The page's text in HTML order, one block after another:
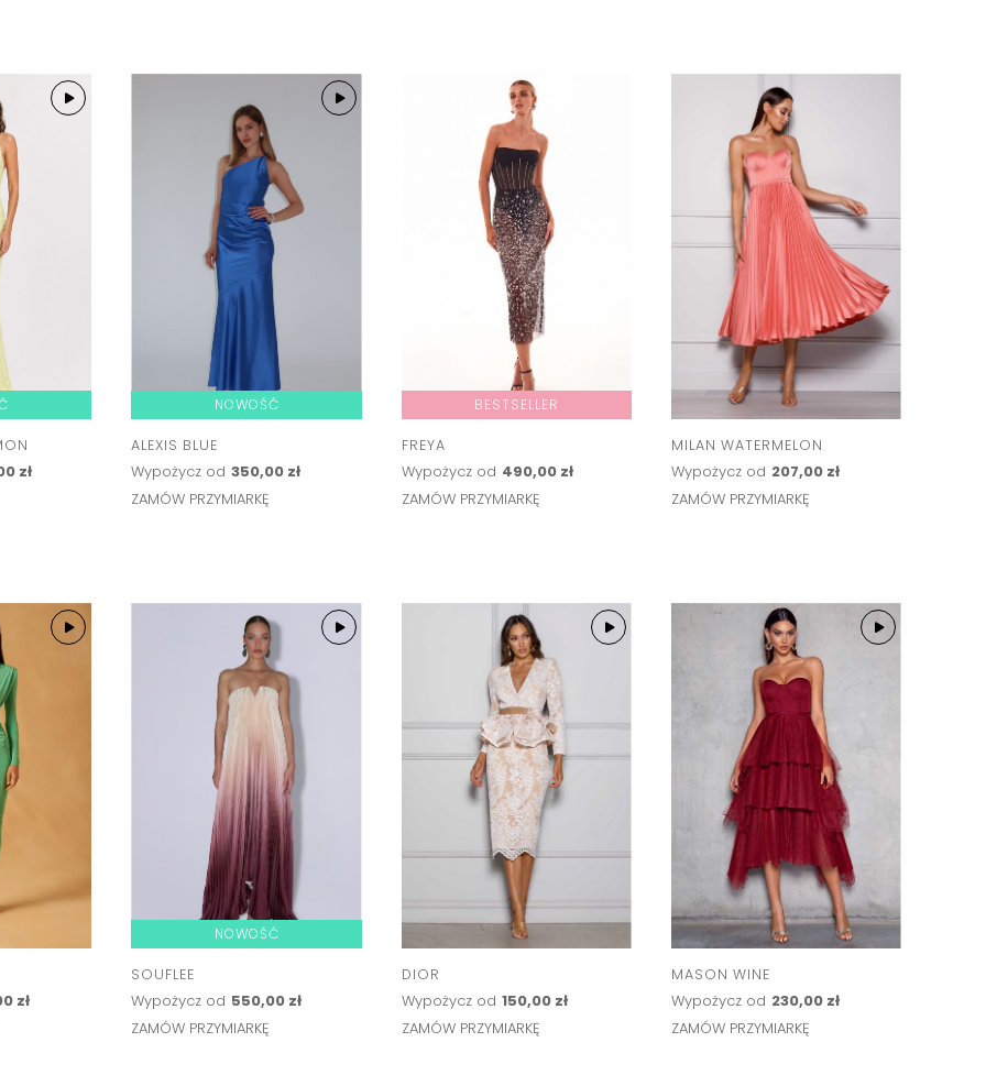
zł
NOWOŚĆ
ALEXIS BLUE
Wypożycz od 350,00 zł
ZAMÓW PRZYMIARKĘ
BESTSELLER
FREYA
Wypożycz od 490,00 zł
ZAMÓW PRZYMIARKĘ
MILAN WATERMELON
Wypożycz od 207,00 zł
ZAMÓW PRZYMIARKĘ
zł
NOWOŚĆ
SOUFLEE
Wypożycz od 550,00 zł
ZAMÓW PRZYMIARKĘ
DIOR
Wypożycz od 150,00 zł
ZAMÓW PRZYMIARKĘ
MASON WINE
Wypożycz od 230,00 zł
ZAMÓW PRZYMIARKĘ